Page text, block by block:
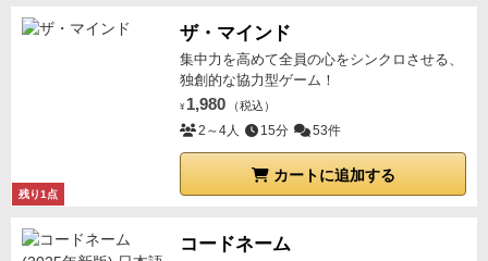
残り1点
ザ・マインド
集中力を高めて全員の心をシンクロさせる、
独創的な協力型ゲーム！
¥ 1,980 （税込）
2～4人 15分 53件
カートに追加する
コードネーム